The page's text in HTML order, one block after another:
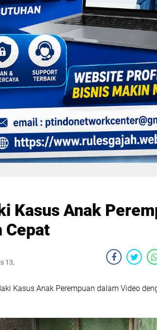
Kasus Anak
Cepat
13,
Kasus Anak Perempuan dalam Video